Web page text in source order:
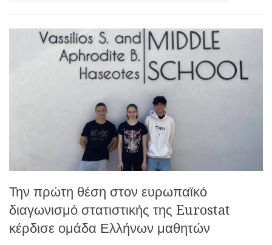
Την πρώτη θέση στον ευρωπαϊκό
διαγωνισμό στατιστικής της Eurostat
κέρδισε ομάδα Ελλήνων μαθητών